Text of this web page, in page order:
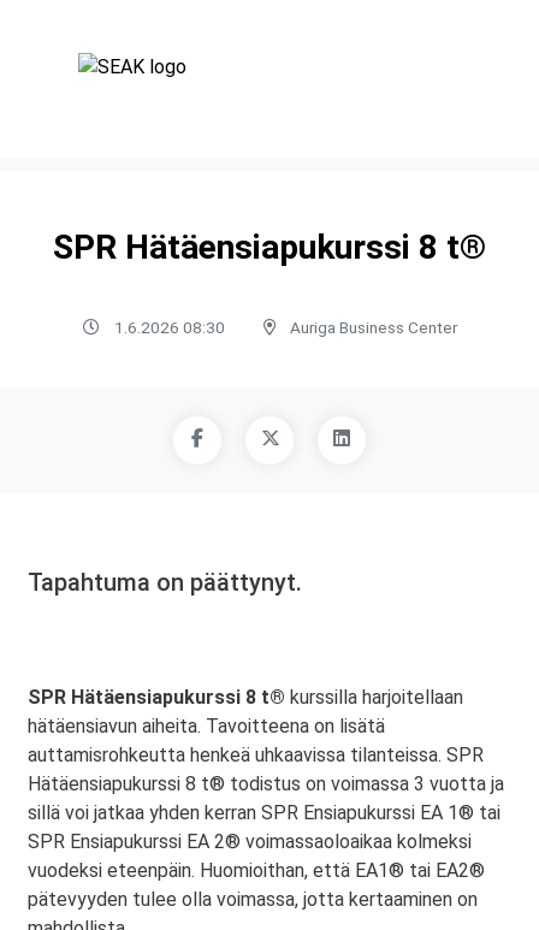
SPR Hätäensiapukurssi 8 t®
1.6.2026 08:30 Auriga Business Center
Tapahtuma on päättynyt.
SPR Hätäensiapukurssi 8 t® kurssilla harjoitellaan
hätäensiavun aiheita. Tavoitteena on lisätä
auttamisrohkeutta henkeä uhkaavissa tilanteissa. SPR
Hätäensiapukurssi 8 t® todistus on voimassa 3 vuotta ja
sillä voi jatkaa yhden kerran SPR Ensiapukurssi EA 1® tai
SPR Ensiapukurssi EA 2® voimassaoloaikaa kolmeksi
vuodeksi eteenpäin. Huomioithan, että EA1® tai EA2®
pätevyyden tulee olla voimassa, jotta kertaaminen on